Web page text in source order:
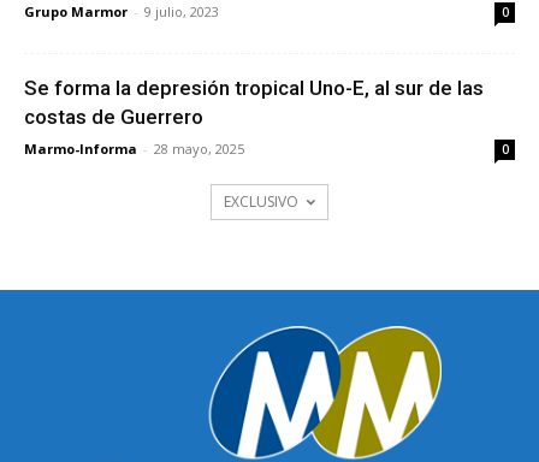
Grupo Marmor - 9 julio, 2023 0
Se forma la depresión tropical Uno-E, al sur de las
costas de Guerrero
Marmo-Informa - 28 mayo, 2025 0
EXCLUSIVO